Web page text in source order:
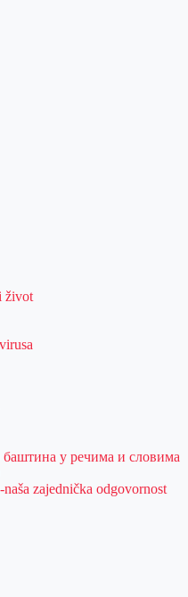
život
баштина у речима и словима
zajednička odgovornost